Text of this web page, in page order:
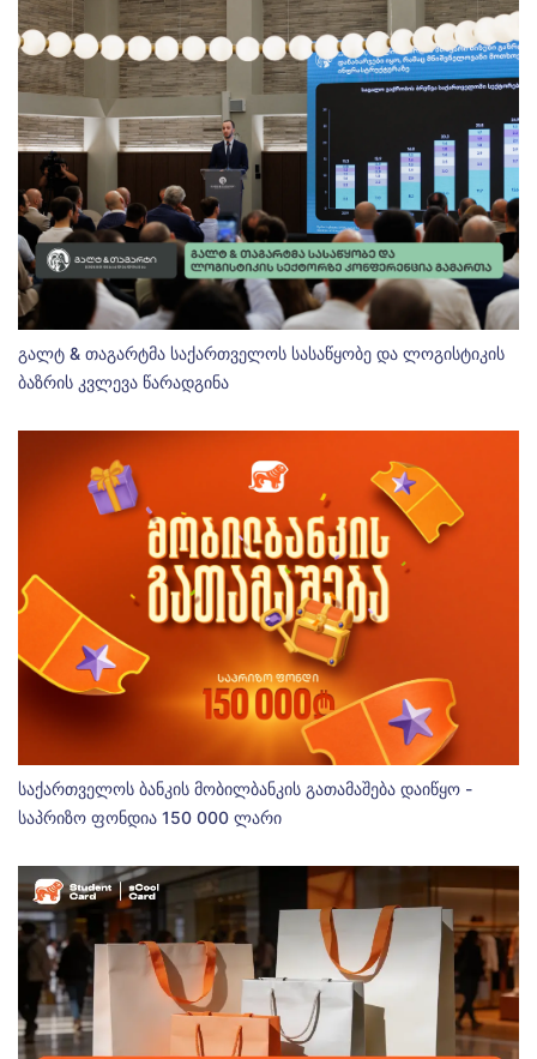
გალტ & თაგარტმა საქართველოს სასაწყობე და ლოგისტიკის
ბაზრის კვლევა წარადგინა
საქართველოს ბანკის მობილბანკის გათამაშება დაიწყო -
საპრიზო ფონდია 150 000 ლარი